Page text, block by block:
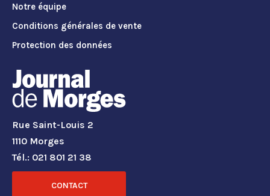
Notre équipe
Conditions générales de vente
Protection des données
Rue Saint-Louis 2
1110 Morges
Tél.: 021 801 21 38
CONTACT